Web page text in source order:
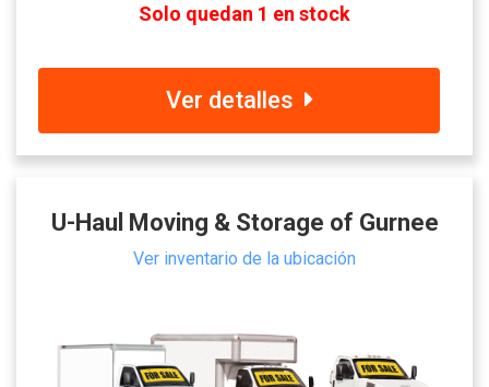
Solo quedan 1 en stock
Ver detalles
U-Haul Moving & Storage of Gurnee
Ver inventario de la ubicación